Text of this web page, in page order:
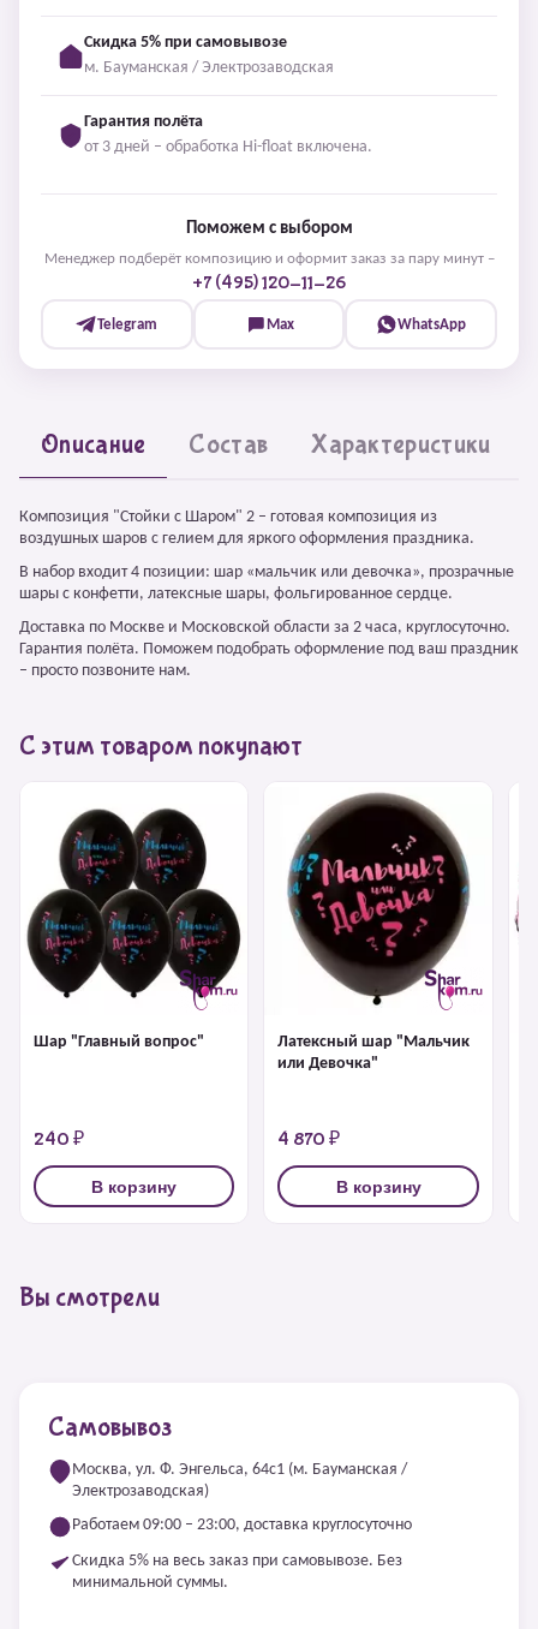
Скидка 5% при самовывозе
м. Бауманская / Электрозаводская
Гарантия полёта
от 3 дней – обработка Hi-float включена.
Поможем с выбором
Менеджер подберёт композицию и оформит заказ за пару минут –
+7 (495) 120-11-26
Telegram Max WhatsApp
Описание Состав Характеристики
Композиция "Стойки с Шаром" 2 – готовая композиция из
воздушных шаров с гелием для яркого оформления праздника.
В набор входит 4 позиции: шар «мальчик или девочка», прозрачные
шары с конфетти, латексные шары, фольгированное сердце.
Доставка по Москве и Московской области за 2 часа, круглосуточно.
Гарантия полёта. Поможем подобрать оформление под ваш праздник
– просто позвоните нам.
С этим товаром покупают
Шар "Главный вопрос"
240 ₽
В корзину
Латексный шар "Мальчик
или Девочка"
4 870 ₽
В корзину
Вы смотрели
Самовывоз
Москва, ул. Ф. Энгельса, 64с1 (м. Бауманская /
Электрозаводская)
Работаем 09:00 – 23:00, доставка круглосуточно
Скидка 5% на весь заказ при самовывозе. Без
минимальной суммы.